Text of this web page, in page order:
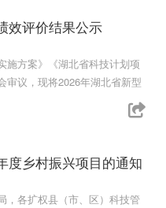
效评价结果公示
施方案》《湖北省科技计划项
审议，现将2026年湖北省新型
度乡村振兴项目的通知
，各扩权县（市、区）科技管